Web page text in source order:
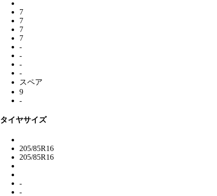
7
7
7
7
-
-
-
-
スペア
9
-
タイヤサイズ
205/85R16
205/85R16
-
-